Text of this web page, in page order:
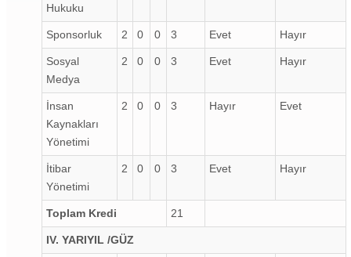
Hukuku
Sponsorluk 2 0 0 3 Evet Hayır
Sosyal
Medya
2 0 0 3 Evet Hayır
İnsan
Kaynakları
Yönetimi
2 0 0 3 Hayır Evet
İtibar
Yönetimi
2 0 0 3 Evet Hayır
Toplam Kredi 21
IV. YARIYIL /GÜZ